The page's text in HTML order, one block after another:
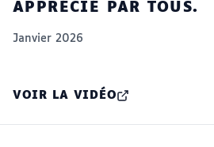
APPRÉCIÉ PAR TOUS.
Janvier 2026
VOIR LA VIDÉO